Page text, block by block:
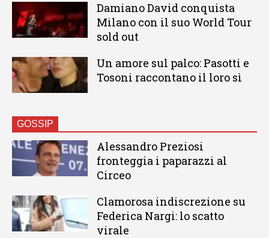
Damiano David conquista
Milano con il suo World Tour
sold out
Un amore sul palco: Pasotti e
Tosoni raccontano il loro sì
GOSSIP
Alessandro Preziosi
fronteggia i paparazzi al
Circeo
Clamorosa indiscrezione su
Federica Nargi: lo scatto
virale